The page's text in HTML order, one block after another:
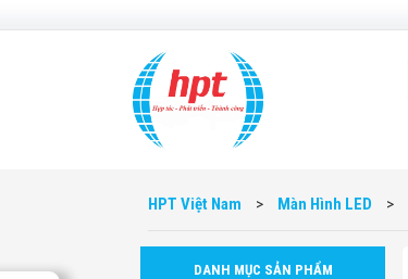
HPT Việt Nam > Màn Hình LED >
DANH MỤC SẢN PHẨM